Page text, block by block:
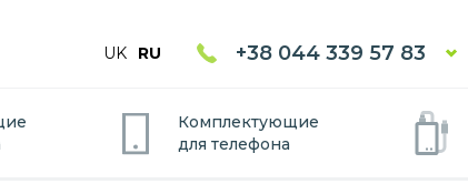
UK RU +38 044 339 57 83
Комплектующие
для телефона